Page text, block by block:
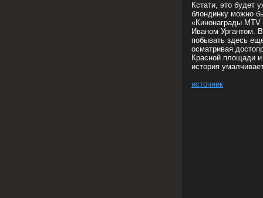
Кстати, это будет
блондинку можно
«Кинонаграды
Иваном Ургантом.
побывать здесь
осматривая
Красной площади
история
источник